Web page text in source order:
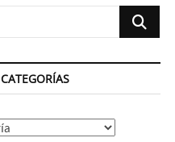
Buscar
CATEGORÍAS